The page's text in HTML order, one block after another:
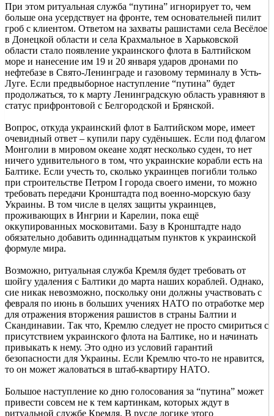
При этом ритуальная служба “путина” игнорирует то, чем
больше она усердствует на фронте, тем основательней пилит
гроб с клиентом. Ответом на захваты рашистами села Весёлое
в Донецкой области и села Крахмальное в Харьковской
области стало появление украинского флота в Балтийском
море и нанесение им 19 и 20 января ударов дронами по
нефтебазе в Свято-Ленинграде и газовому терминалу в Усть-
Луге. Если предвыборное наступление “путина” будет
продолжаться, то к марту Ленинградскую область уравняют в
статус прифронтовой с Белгородской и Брянской.
Вопрос, откуда украинский флот в Балтийском море, имеет
очевидный ответ – купили пару судёнышек. Если под флагом
Монголии в мировом океане ходят несколько суден, то нет
ничего удивительного в том, что украинские корабли есть на
Балтике. Если учесть то, сколько украинцев погибли только
при строительстве Петром I города своего имени, то можно
требовать передачи Кронштадта под военно-морскую базу
Украины. В том числе в целях защиты украинцев,
проживающих в Ингрии и Карелии, пока ещё
оккупированных московитами. Базу в Кронштадте надо
обязательно добавить одиннадцатым пунктов к украинской
формуле мира.
Возможно, ритуальная служба Кремля будет требовать от
шойгу удаления с Балтики до марта наших кораблей. Однако,
сие никак невозможно, поскольку они должны участвовать с
февраля по июнь в больших учениях НАТО по отработке мер
для отражения вторжения рашистов в страны Балтии и
Скандинавии. Так что, Кремлю следует не просто смириться с
присутствием украинского флота на Балтике, но и начинать
привыкать к нему. Это одно из условий гарантий
безопасности для Украины. Если Кремлю что-то не нравится,
то он может жаловаться в штаб-квартиру НАТО.
Большое наступление ко дню голосования за “путина” может
привести совсем не к тем картинкам, которых ждут в
ритуальной службе Кремля. В русле логике этого